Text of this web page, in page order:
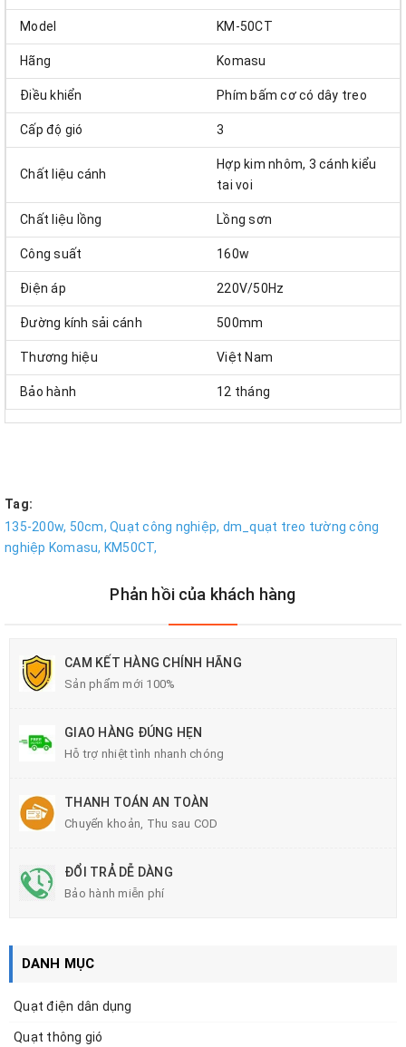
Model KM-50CT
Hãng Komasu
Điều khiển Phím bấm cơ có dây treo
Cấp độ gió 3
Chất liệu cánh
Hợp kim nhôm, 3 cánh kiểu
tai voi
Chất liệu lồng Lồng sơn
Công suất 160w
Điện áp 220V/50Hz
Đường kính sải cánh 500mm
Thương hiệu Việt Nam
Bảo hành 12 tháng
Tag:
135-200w, 50cm, Quạt công nghiệp, dm_quạt treo tường công
nghiệp Komasu, KM50CT,
Phản hồi của khách hàng
CAM KẾT HÀNG CHÍNH HÃNG
Sản phẩm mới 100%
GIAO HÀNG ĐÚNG HẸN
Hỗ trợ nhiệt tình nhanh chóng
THANH TOÁN AN TOÀN
Chuyển khoản, Thu sau COD
ĐỔI TRẢ DỄ DÀNG
Bảo hành miễn phí
DANH MỤC
Quạt điện dân dụng
Quạt thông gió